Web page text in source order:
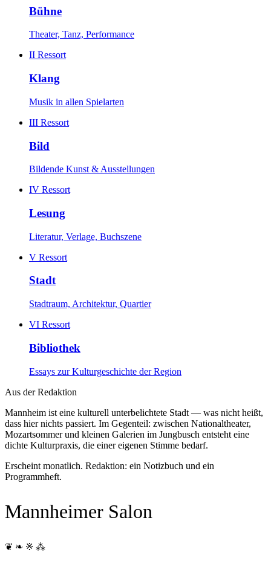
Bühne
Theater, Tanz, Performance
II Ressort
Klang
Musik in allen Spielarten
III Ressort
Bild
Bildende Kunst & Ausstellungen
IV Ressort
Lesung
Literatur, Verlage, Buchszene
V Ressort
Stadt
Stadtraum, Architektur, Quartier
VI Ressort
Bibliothek
Essays zur Kulturgeschichte der Region
Aus der Redaktion
Mannheim ist eine kulturell unterbelichtete Stadt — was nicht heißt,
dass hier nichts passiert. Im Gegenteil: zwischen Nationaltheater,
Mozartsommer und kleinen Galerien im Jungbusch entsteht eine
dichte Kulturpraxis, die einer eigenen Stimme bedarf.
Erscheint monatlich. Redaktion: ein Notizbuch und ein
Programmheft.
Mannheimer Salon
❦ ❧ ※ ⁂